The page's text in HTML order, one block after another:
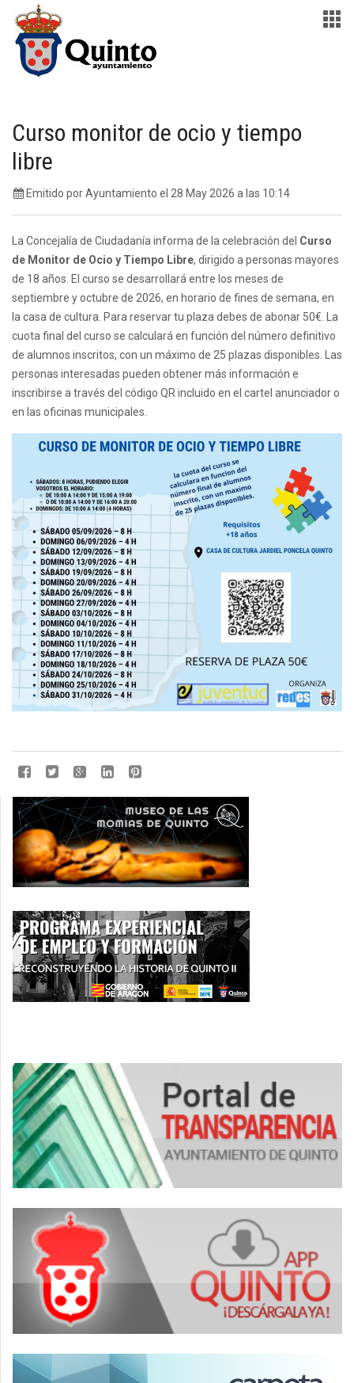
Curso monitor de ocio y tiempo
libre
Emitido por Ayuntamiento el 28 May 2026 a las 10:14
La Concejalía de Ciudadanía informa de la celebración del Curso
de Monitor de Ocio y Tiempo Libre, dirigido a personas mayores
de 18 años. El curso se desarrollará entre los meses de
septiembre y octubre de 2026, en horario de fines de semana, en
la casa de cultura. Para reservar tu plaza debes de abonar 50€. La
cuota final del curso se calculará en función del número definitivo
de alumnos inscritos, con un máximo de 25 plazas disponibles. Las
personas interesadas pueden obtener más información e
inscribirse a través del código QR incluido en el cartel anunciador o
en las oficinas municipales.